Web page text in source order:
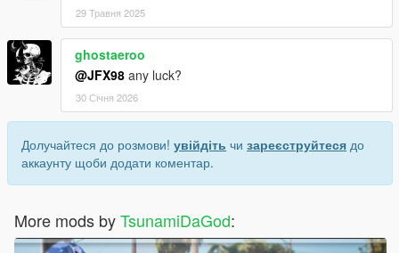
29 Травня 2025
ghostaeroo
@JFX98 any luck?
30 Січня 2026
Долучайтеся до розмови! увійдіть чи зареєструйтеся до
аккаунту щоби додати коментар.
More mods byTsunamiDaGod: